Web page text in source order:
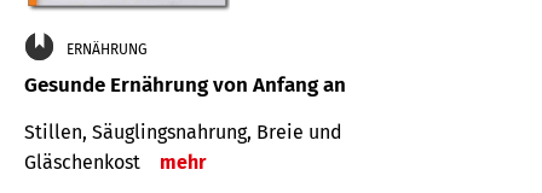
ERNÄHRUNG
Gesunde Ernährung von Anfang an
Stillen, Säuglingsnahrung, Breie und
Gläschenkost
mehr